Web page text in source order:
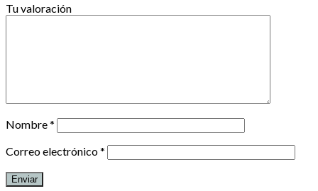
Tu valoración
Nombre*
Correo electrónico*